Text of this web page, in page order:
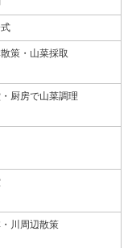
策・山菜採取
厨房で山菜調理
川周辺散策